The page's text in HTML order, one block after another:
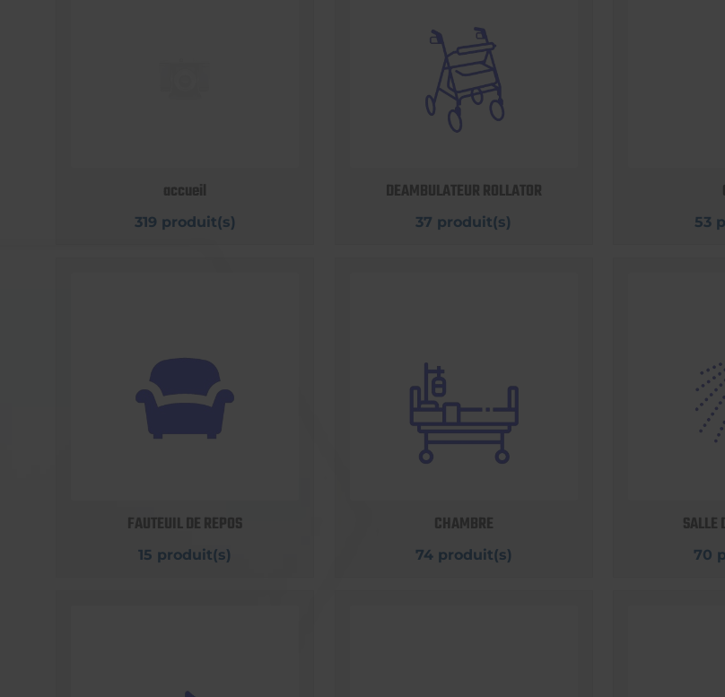
accueil
319 produit(s)
DEAMBULATEUR ROLLATOR
37 produit(s) 53
FAUTEUIL DE REPOS
15 produit(s)
CHAMBRE
74 produit(s)
SALLE
70